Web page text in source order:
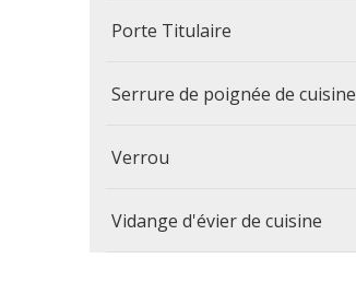
Porte Titulaire
Serrure de poignée de cuisine
Verrou
Vidange d'évier de cuisine